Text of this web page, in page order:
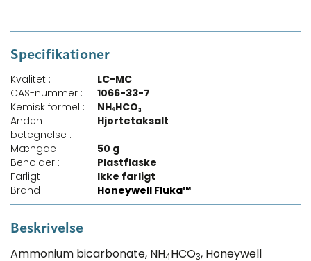
Specifikationer
Kvalitet :
LC-MC
CAS-nummer :
1066-33-7
Kemisk formel :
NH₄HCO₃
Anden
betegnelse :
Hjortetaksalt
Mængde :
50 g
Beholder :
Plastflaske
Farligt :
Ikke farligt
Brand :
Honeywell Fluka™
Beskrivelse
Ammonium bicarbonate, NH4HCO3, Honeywell